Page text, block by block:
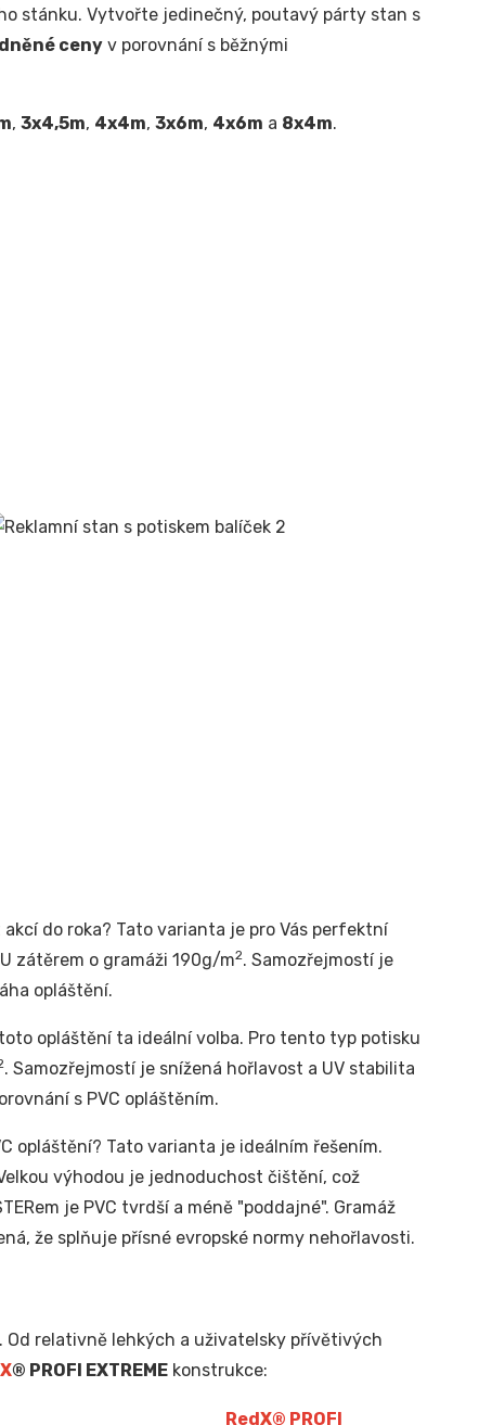
stánku. Vytvořte jedinečný, poutavý párty stan s
cenyv porovnání s běžnými
, 3x4,5m, 4x4m, 3x6m, 4x6m a 8x4m.
do roka? Tato varianta je pro Vás perfektní
zátěrem o gramáži 190g/m2. Samozřejmostí je
opláštění.
opláštění ta ideální volba. Pro tento typ potisku
. Samozřejmostí je snížená hořlavost a UV stabilita
s PVC opláštěním.
opláštění? Tato varianta je ideálním řešením.
výhodou je jednoduchost čištění, což
je PVC tvrdší a méně "poddajné". Gramáž
že splňuje přísné evropské normy nehořlavosti.
relativně lehkých a uživatelsky přívětivých
X® PROFI EXTREMEkonstrukce:
RedX® PROFI